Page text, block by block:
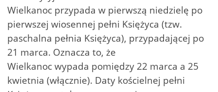
Wielkanoc przypada w pierwszą niedzielę po
pierwszej wiosennej pełni Księżyca (tzw.
paschalna pełnia Księżyca), przypadającej po
21 marca. Oznacza to, że
Wielkanoc wypada pomiędzy 22 marca a 25
kwietnia (włącznie). Daty kościelnej pełni